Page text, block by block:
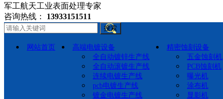
军工航天工业表面处理专家
咨询热线：
13933151511
搜索
网站首页
高端电镀设备
全自动镀锌生产线
全自动滚镀生产线
连续电镀生产线
pcb电镀生产线
镀金电镀生产线
精密蚀刻设备
五金蚀刻机
PCB蚀刻机
曝光机
涂布机
显影机